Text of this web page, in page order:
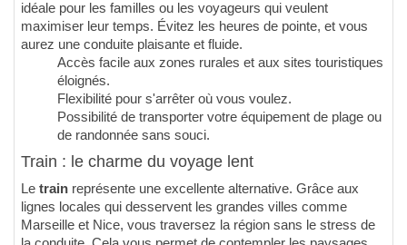
idéale pour les familles ou les voyageurs qui veulent
maximiser leur temps. Évitez les heures de pointe, et vous
aurez une conduite plaisante et fluide.
Accès facile aux zones rurales et aux sites touristiques
éloignés.
Flexibilité pour s'arrêter où vous voulez.
Possibilité de transporter votre équipement de plage ou
de randonnée sans souci.
Train : le charme du voyage lent
Le train représente une excellente alternative. Grâce aux
lignes locales qui desservent les grandes villes comme
Marseille et Nice, vous traversez la région sans le stress de